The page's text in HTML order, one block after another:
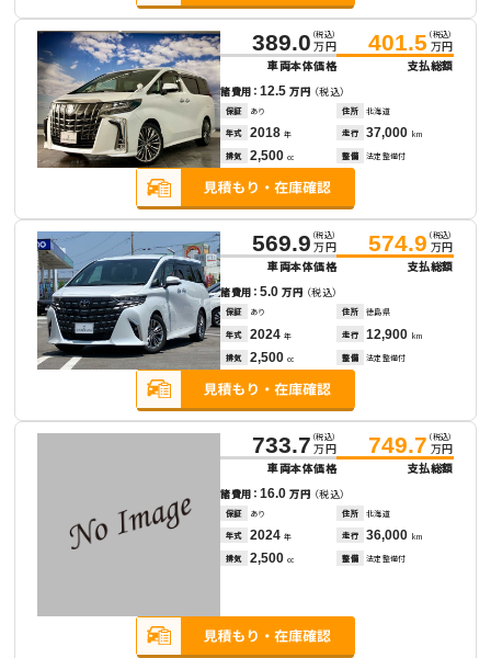
389.0 （税込）
万円
車両本体価格
401.5 （税込）
万円
支払総額
諸費用：12.5万円 （税込）
保証 あり 住所 北海道
年式 2018 年 走行 37,000 km
排気 2,500 cc 整備 法定整備付
569.9 （税込）
万円
車両本体価格
574.9 （税込）
万円
支払総額
諸費用：5.0万円 （税込）
保証 あり 住所 徳島県
年式 2024 年 走行 12,900 km
排気 2,500 cc 整備 法定整備付
733.7 （税込）
万円
車両本体価格
749.7 （税込）
万円
支払総額
諸費用：16.0万円 （税込）
保証 あり 住所 北海道
年式 2024 年 走行 36,000 km
排気 2,500 cc 整備 法定整備付